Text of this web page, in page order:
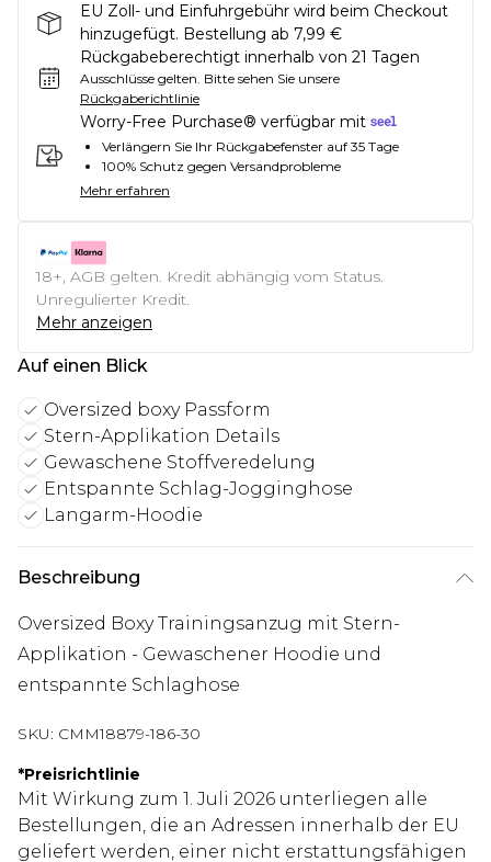
EU Zoll- und Einfuhrgebühr wird beim Checkout
hinzugefügt. Bestellung ab 7,99 €
Rückgabeberechtigt innerhalb von 21 Tagen
Ausschlüsse gelten. Bitte sehen Sie unsere
Rückgaberichtlinie
Worry-Free Purchase® verfügbar mit
Verlängern Sie Ihr Rückgabefenster auf 35 Tage
100% Schutz gegen Versandprobleme
Mehr erfahren
18+, AGB gelten. Kredit abhängig vom Status.
Unregulierter Kredit.
Mehr anzeigen
Auf einen Blick
Oversized boxy Passform
Stern-Applikation Details
Gewaschene Stoffveredelung
Entspannte Schlag-Jogginghose
Langarm-Hoodie
Beschreibung
Oversized Boxy Trainingsanzug mit Stern-
Applikation - Gewaschener Hoodie und
entspannte Schlaghose
SKU: CMM18879-186-30
*Preisrichtlinie
Mit Wirkung zum 1. Juli 2026 unterliegen alle
Bestellungen, die an Adressen innerhalb der EU
geliefert werden, einer nicht erstattungsfähigen